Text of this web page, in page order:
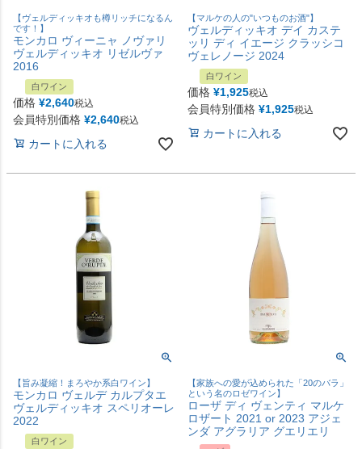
【ヴェルディッキオも樽リッチになるん
です！】
モンカロ ヴィーニャ ノヴァリ
ヴェルディッキオ リゼルヴァ
2016
白ワイン
価格 ¥2,640税込
会員特別価格 ¥2,640税込
カートに入れる
【マルケの人の"いつものお酒"】
ヴェルディッキオ デイ カステ
ッリ ディ イエージ クラッシコ
ヴェレノージ 2024
白ワイン
価格 ¥1,925税込
会員特別価格 ¥1,925税込
カートに入れる
【旨み凝縮！まろやか系白ワイン】
モンカロ ヴェルデ カルプタエ
ヴェルディッキオ スペリオーレ
2022
白ワイン
【家族への愛が込められた「20のバラ」
という名のロゼワイン】
ローザ ディ ヴェンティ マルケ
ロザート 2021 or 2023 アジェ
ンダ アグラリア グエリエリ